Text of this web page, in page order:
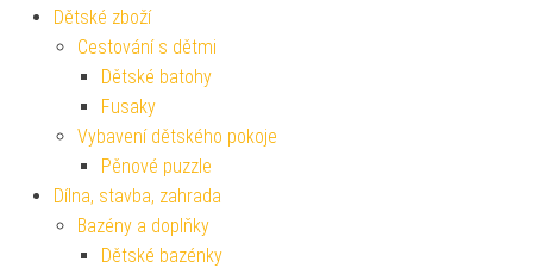
Dětské zboží
Cestování s dětmi
Dětské batohy
Fusaky
Vybavení dětského pokoje
Pěnové puzzle
Dílna, stavba, zahrada
Bazény a doplňky
Dětské bazénky